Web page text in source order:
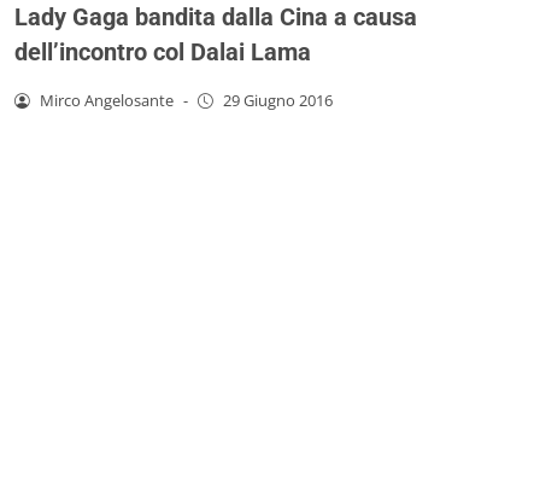
Lady Gaga bandita dalla Cina a causa
dell’incontro col Dalai Lama
Mirco Angelosante - 29 Giugno 2016